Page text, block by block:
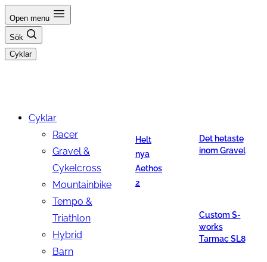
Hoppa
till
innehåll
Open menu
Sök
Cyklar
Cyklar
Racer
Gravel &
Cykelcross
Mountainbike
Tempo &
Triathlon
Hybrid
Barn
Helt
nya
Aethos
2
Det hetaste
inom Gravel
Custom S-
works
Tarmac SL8